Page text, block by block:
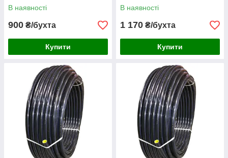
В наявності
900 ₴/бухта
Купити
В наявності
1 170 ₴/бухта
Купити